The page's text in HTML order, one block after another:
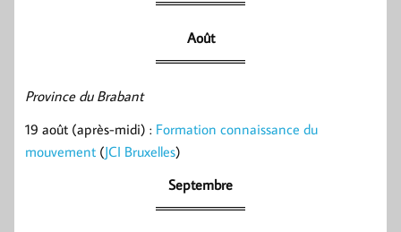
Août
Province du Brabant
19 août (après-midi) : Formation connaissance du
mouvement (JCI Bruxelles)
Septembre